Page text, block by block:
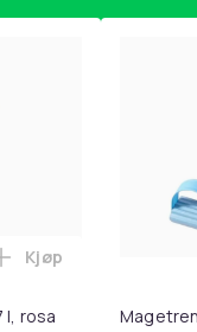
II, QC25, QC15, QC
l, rosa
Legg Stanley trakte
Kjøp